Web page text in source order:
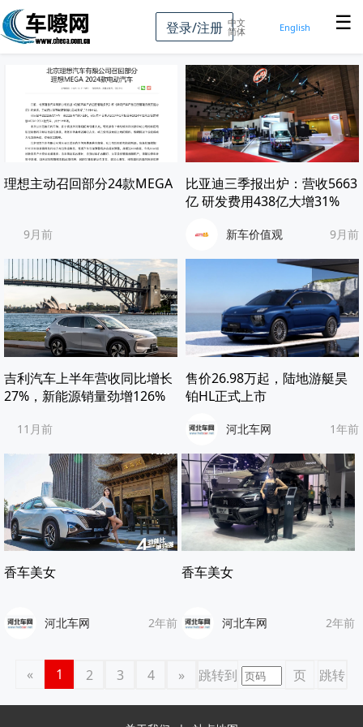
登录/注册 中文
简体 English ☰
理想主动召回部分24款MEGA
9月前
比亚迪三季报出炉：营收5663
亿 研发费用438亿大增31%
新车价值观 9月前
吉利汽车上半年营收同比增长
27%，新能源销量劲增126%
11月前
售价26.98万起，陆地游艇昊
铂HL正式上市
河北车网 1年前
香车美女
河北车网 2年前
香车美女
河北车网 2年前
« 1 2 3 4 » 跳转到 页 跳转